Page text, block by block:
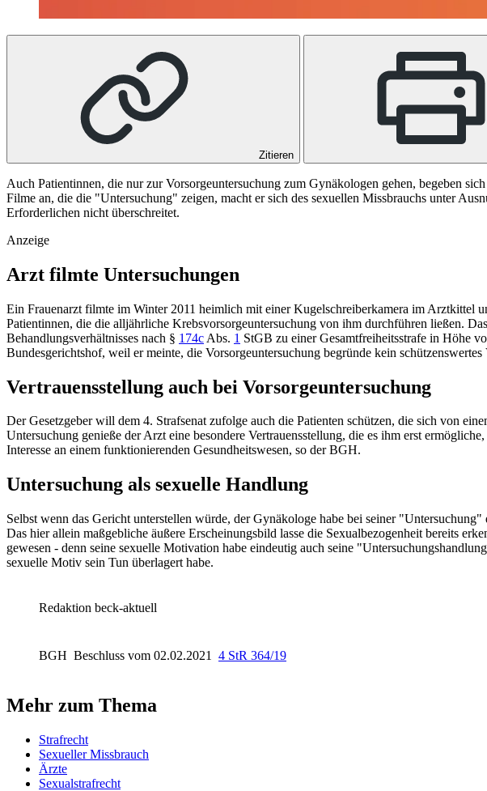
Zitieren
Auch Patientinnen, die nur zur Vorsorgeuntersuchung zum Gynäkologen gehen, begeben
Filme an, die die "Untersuchung" zeigen, macht er sich des sexuellen Missbrauchs unter
Erforderlichen nicht überschreitet.
Anzeige
Arzt filmte Untersuchungen
Ein Frauenarzt filmte im Winter 2011 heimlich mit einer Kugelschreiberkamera im Arztkittel
Patientinnen, die die alljährliche Krebsvorsorgeuntersuchung von ihm durchführen ließen. Das
Behandlungsverhältnisses nach § 174c Abs. 1 StGB zu einer Gesamtfreiheitsstrafe in Höhe
Bundesgerichtshof, weil er meinte, die Vorsorgeuntersuchung begründe kein
Vertrauensstellung auch bei Vorsorgeuntersuchung
Der Gesetzgeber will dem 4. Strafsenat zufolge auch die Patienten schützen, die sich von
Untersuchung genieße der Arzt eine besondere Vertrauensstellung, die es ihm erst
Interesse an einem funktionierenden Gesundheitswesen, so derBGH.
Untersuchung als sexuelle Handlung
Selbst wenn das Gericht unterstellen würde, der Gynäkologe habe bei seiner
Das hier allein maßgebliche äußere Erscheinungsbild lasse die Sexualbezogenheit bereits
gewesen - denn seine sexuelle Motivation habe eindeutig auch seine
sexuelle Motiv sein Tun überlagert habe.
Redaktion beck-aktuell
BGH Beschluss vom 02.02.2021 4 StR 364/19
Mehr zum Thema
Strafrecht
Sexueller Missbrauch
Ärzte
Sexualstrafrecht